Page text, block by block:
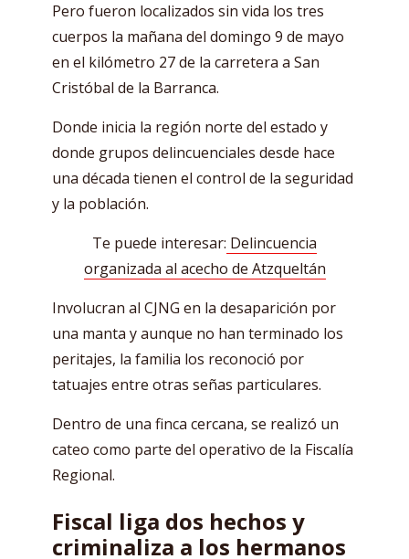
Pero fueron localizados sin vida los tres
cuerpos la mañana del domingo 9 de mayo
en el kilómetro 27 de la carretera a San
Cristóbal de la Barranca.
Donde inicia la región norte del estado y
donde grupos delincuenciales desde hace
una década tienen el control de la seguridad
y la población.
Te puede interesar: Delincuencia
organizada al acecho de Atzqueltán
Involucran al CJNG en la desaparición por
una manta y aunque no han terminado los
peritajes, la familia los reconoció por
tatuajes entre otras señas particulares.
Dentro de una finca cercana, se realizó un
cateo como parte del operativo de la Fiscalía
Regional.
Fiscal liga dos hechos y
criminaliza a los hermanos